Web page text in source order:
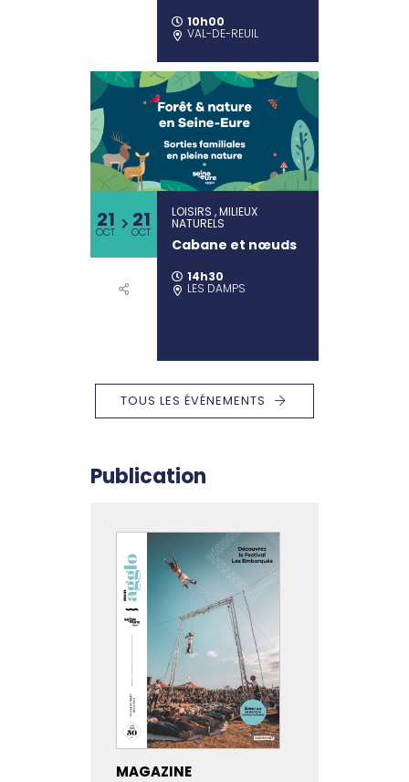
10h00
VAL-DE-REUIL
21
OCT. 21
OCT.
LOISIRS , MILIEUX
NATURELS
Cabane et nœuds
14h30
LES DAMPS
TOUS LES ÉVÉNEMENTS
Publication
MAGAZINE